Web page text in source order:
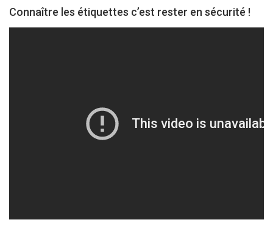
Connaître les étiquettes c’est rester en sécurité !